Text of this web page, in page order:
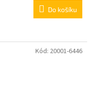
Do košíku
Kód: 20001-6446